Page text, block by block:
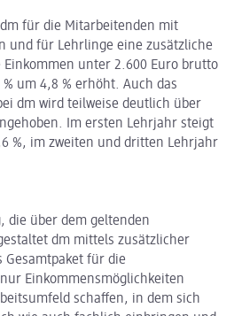
für die Mitarbeitenden mit
und für Lehrlinge eine zusätzliche
unter 2.600 Euro brutto
um 4,8 % erhöht. Auch das
dm wird teilweise deutlich über
Im ersten Lehrjahr steigt
%, im zweiten und dritten Lehrjahr
die über dem geltenden
dm mittels zusätzlicher
Gesamtpaket für die
Einkommensmöglichkeiten
schaffen, in dem sich